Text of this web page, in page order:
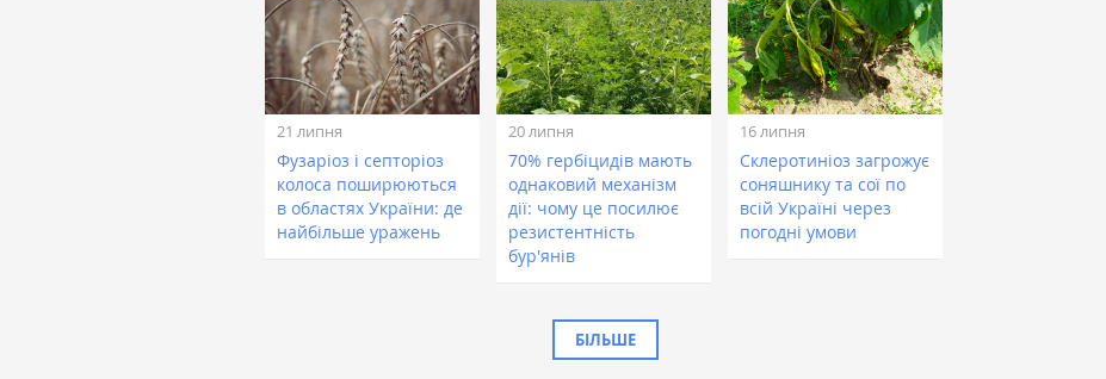
21 липня
Фузаріоз і септоріоз
колоса поширюються
в областях України: де
найбільше уражень
20 липня
70% гербіцидів мають
однаковий механізм
дії: чому це посилює
резистентність
бур'янів
16 липня
Склеротиніоз загрожує
соняшнику та сої по
всій Україні через
погодні умови
БІЛЬШЕ